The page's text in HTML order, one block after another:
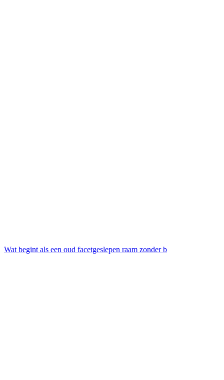
Wat begint als een oud facetgeslepen raam zonder b